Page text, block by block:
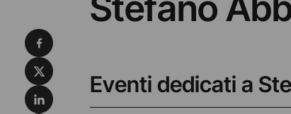
Eventi dedicati a
Condividi su Facebook
Condividi su X
Condividi su LinkedIn